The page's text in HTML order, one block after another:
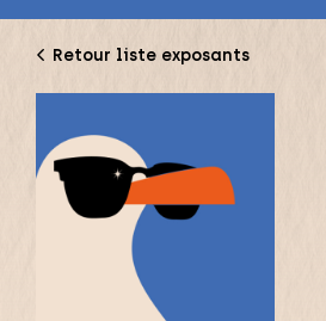
Retour liste exposants